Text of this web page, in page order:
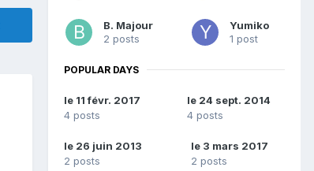
B. Majour
2 posts
Yumiko
1 post
POPULAR DAYS
le 11 févr. 2017
4 posts
le 24 sept. 2014
4 posts
le 26 juin 2013
2 posts
le 3 mars 2017
2 posts